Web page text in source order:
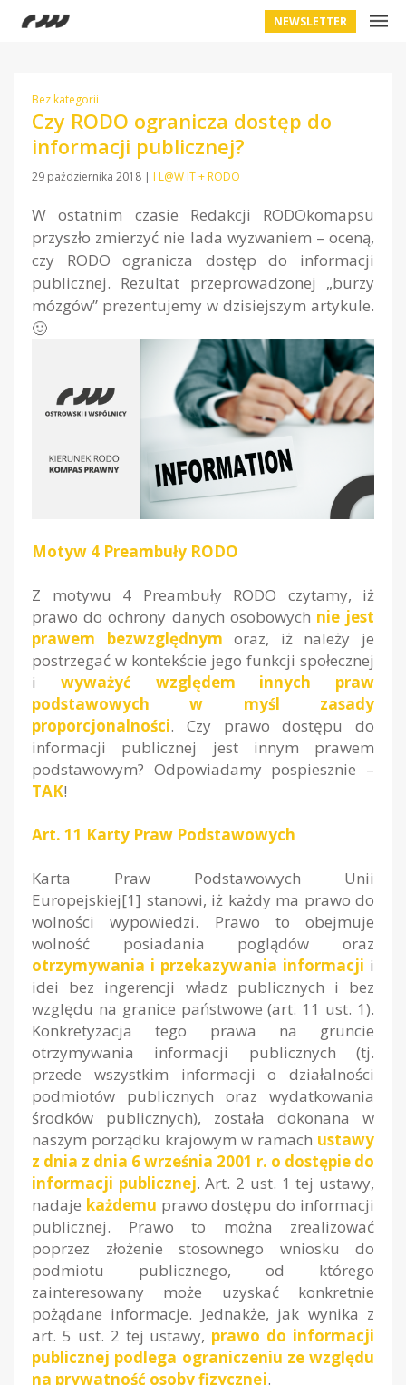
NEWSLETTER
Bez kategorii
Czy RODO ogranicza dostęp do
informacji publicznej?
29 października 2018 | I L@W IT + RODO
W ostatnim czasie Redakcji RODOkomapsu
przyszło zmierzyć nie lada wyzwaniem – oceną,
czy RODO ogranicza dostęp do informacji
publicznej. Rezultat przeprowadzonej „burzy
mózgów” prezentujemy w dzisiejszym artykule.
🙂
Motyw 4 Preambuły RODO
Z motywu 4 Preambuły RODO czytamy, iż
prawo do ochrony danych osobowych nie jest
prawem bezwzględnym oraz, iż należy je
postrzegać w kontekście jego funkcji społecznej
i wyważyć względem innych praw
podstawowych w myśl zasady
proporcjonalności. Czy prawo dostępu do
informacji publicznej jest innym prawem
podstawowym? Odpowiadamy pospiesznie –
TAK!
Art. 11 Karty Praw Podstawowych
Karta Praw Podstawowych Unii
Europejskiej[1] stanowi, iż każdy ma prawo do
wolności wypowiedzi. Prawo to obejmuje
wolność posiadania poglądów oraz
otrzymywania i przekazywania informacji i
idei bez ingerencji władz publicznych i bez
względu na granice państwowe (art. 11 ust. 1).
Konkretyzacja tego prawa na gruncie
otrzymywania informacji publicznych (tj.
przede wszystkim informacji o działalności
podmiotów publicznych oraz wydatkowania
środków publicznych), została dokonana w
naszym porządku krajowym w ramach ustawy
z dnia z dnia 6 września 2001 r. o dostępie do
informacji publicznej. Art. 2 ust. 1 tej ustawy,
nadaje każdemu prawo dostępu do informacji
publicznej. Prawo to można zrealizować
poprzez złożenie stosownego wniosku do
podmiotu publicznego, od którego
zainteresowany może uzyskać konkretnie
pożądane informacje. Jednakże, jak wynika z
art. 5 ust. 2 tej ustawy, prawo do informacji
publicznej podlega ograniczeniu ze względu
na prywatność osoby fizycznej.